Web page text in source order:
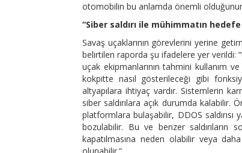
otomobilin bu anlamda önemli
“Siber saldırı ile mühimmatın
Savaş uçaklarının görevlerini yerine
belirtilen raporda şu ifadelere yer verildi:
uçak ekipmanlarının tahmini kullanım
kokpitte nasıl gösterileceği gibi
altyapılara ihtiyaç vardır. Sistemlerin
siber saldırılara açık durumda kalabilir.
platformlara bulaşabilir, DDOS saldırısı
bozulabilir. Bu ve benzer saldırıların
kapatılmasına neden olabilir veya
olunabilir.”